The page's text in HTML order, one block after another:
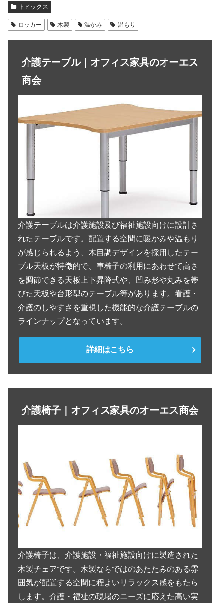
トピックス
ロッカー 木製 温かみ 温もり
介護テーブル｜オフィス家具のオーエス
商会
介護テーブルは介護施設及び福祉施設向けに設計さ
れたテーブルです。配置する空間に暖かみや温もり
が感じられるよう、木目調デザインを採用したテー
ブル天板が特徴的で、車椅子の利用にあわせて高さ
を調節できる天板上下昇降式や、凹み形や丸みを帯
びた天板や台形型のテーブル等があります。看護・
介護のしやすさを重視した機能的な介護テーブルの
ラインナップとなっています。
詳細はこちら
介護椅子｜オフィス家具のオーエス商会
介護椅子は、介護施設・福祉施設向けに製造された
木製チェアです。木製ならではのあたたみのある雰
囲気が配置する空間に程よいリラックス感をもたら
します。介護・福祉の現場のニーズに応えた高い実